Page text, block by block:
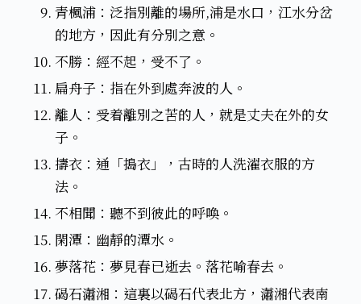
青楓浦：泛指別離的場所,浦是水口，江水分岔
的地方，因此有分別之意。
不勝：經不起，受不了。
扁舟子：指在外到處奔波的人。
離人：受着離別之苦的人，就是丈夫在外的女
子。
擣衣：通「搗衣」，古時的人洗濯衣服的方
法。
不相聞：聽不到彼此的呼喚。
閑潭：幽靜的潭水。
夢落花：夢見春已逝去。落花喻春去。
碣石瀟湘：這裏以碣石代表北方，瀟湘代表南